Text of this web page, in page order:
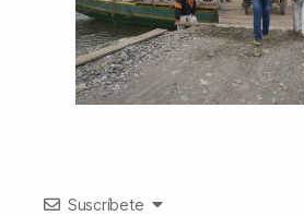
Suscríbete